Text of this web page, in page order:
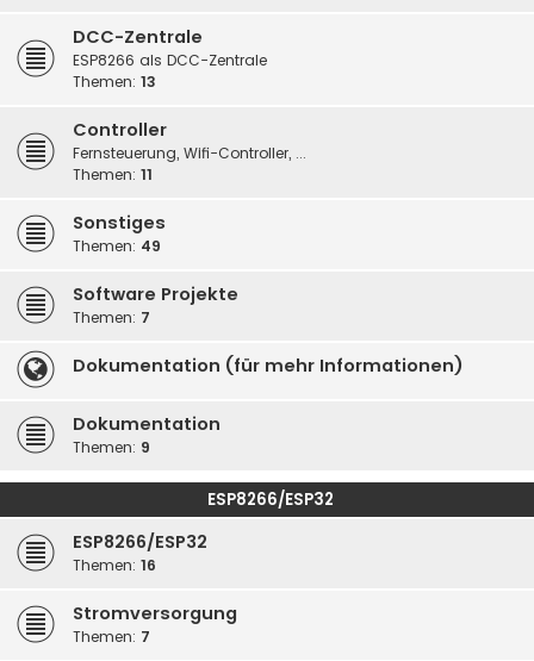
DCC-Zentrale
ESP8266 als DCC-Zentrale
Themen: 13
Controller
Fernsteuerung, Wifi-Controller, ...
Themen: 11
Sonstiges
Themen: 49
Software Projekte
Themen: 7
Dokumentation (für mehr Informationen)
Dokumentation
Themen: 9
ESP8266/ESP32
ESP8266/ESP32
Themen: 16
Stromversorgung
Themen: 7